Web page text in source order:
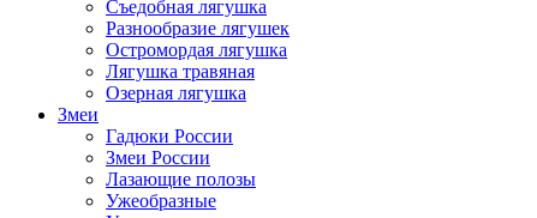
Съедобная лягушка
Разнообразие лягушек
Остромордая лягушка
Лягушка травяная
Озерная лягушка
Змеи
Гадюки России
Змеи России
Лазающие полозы
Ужеобразные